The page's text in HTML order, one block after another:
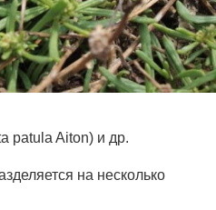
patula Aiton) и др.
на несколько